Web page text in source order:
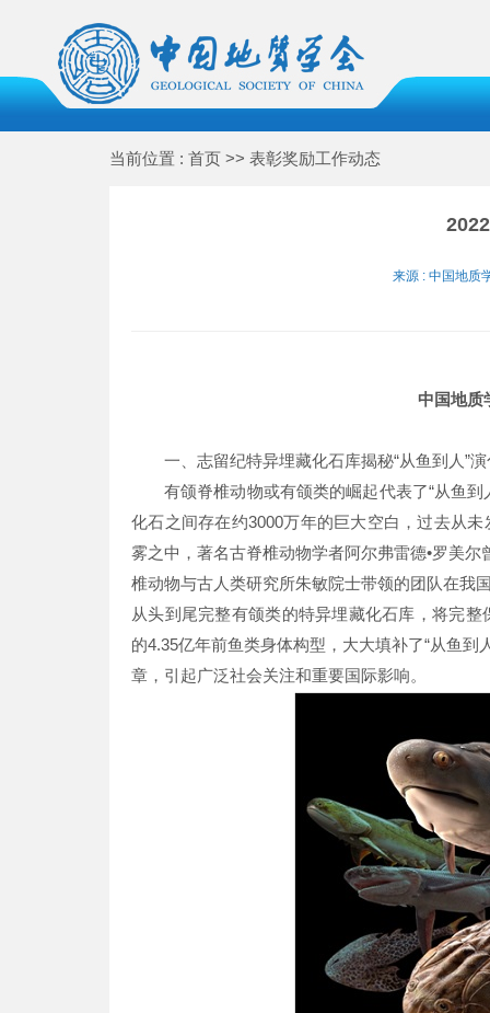
当前位置 : 首页 >> 表彰奖励工作动态
来源 : 中国地
中国地质
一、志留纪特异埋藏化石库揭秘“从鱼到人”
有颌脊椎动物或有颌类的崛起代表了“从鱼
化石之间存在约3000万年的巨大空白，过去从
雾之中，著名古脊椎动物学者阿尔弗雷德•罗美
椎动物与古人类研究所朱敏院士带领的团队在我
从头到尾完整有颌类的特异埋藏化石库，将完
的4.35亿年前鱼类身体构型，大大填补了“从鱼
章，引起广泛社会关注和重要国际影响。